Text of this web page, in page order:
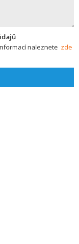
naleznete zde